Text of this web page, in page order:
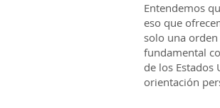
Entendemos
eso que
solo una
fundamental
de los Estados
orientación